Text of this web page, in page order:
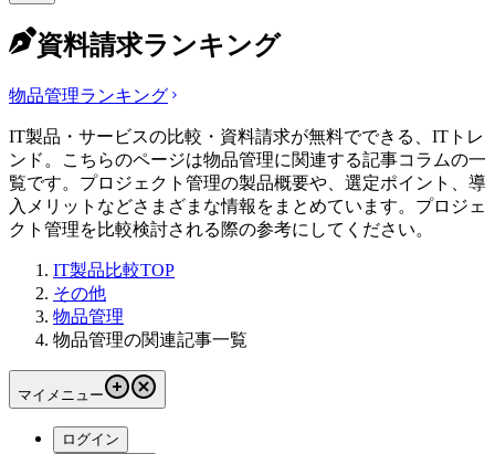
資料請求ランキング
物品管理ランキング
IT製品・サービスの比較・資料請求が無料でできる、ITトレ
ンド。こちらのページは物品管理に関連する記事コラムの一
覧です。プロジェクト管理の製品概要や、選定ポイント、導
入メリットなどさまざまな情報をまとめています。プロジェ
クト管理を比較検討される際の参考にしてください。
IT製品比較TOP
その他
物品管理
物品管理の関連記事一覧
マイメニュー
ログイン